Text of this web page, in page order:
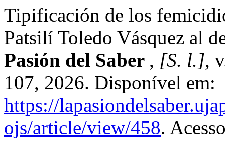
Tipificación de los
Patsilí Toledo Vásquez al
Pasión del Saber , [S. l.],
107, 2026. Disponível em:
https://
ojs/article/view/458.